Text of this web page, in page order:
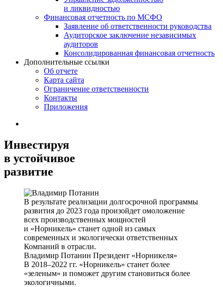
и ликвидностью
Финансовая отчетность по МСФО
Заявление об ответственности руководства
Аудиторское заключение независимых
аудиторов
Консолидированная финансовая отчетность
Дополнительные ссылки
Об отчете
Карта сайта
Ограничение ответственности
Контакты
Приложения
Инвестируя
в устойчивое
развитие
В результате реализации долгосрочной программы
развития до 2023 года произойдет омоложение
всех производственных мощностей
и «Норникель» станет одной из самых
современных и экологически ответственных
Компаний в отрасли.
Владимир Потанин Президент «Норникеля»
В 2018–2022 гг. «Норникель» станет более
«зеленым» и поможет другим становиться более
экологичными.